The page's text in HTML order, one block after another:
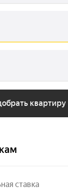
квартиру
ставка